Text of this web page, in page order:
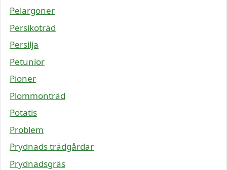
Pelargoner
Persikoträd
Persilja
Petunior
Pioner
Plommonträd
Potatis
Problem
Prydnads trädgårdar
Prydnadsgräs